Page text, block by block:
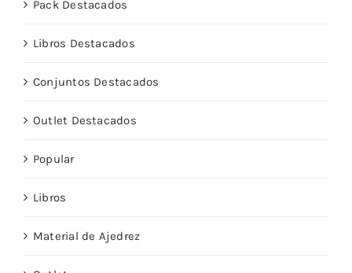
Pack Destacados
Libros Destacados
Conjuntos Destacados
Outlet Destacados
Popular
Libros
Material de Ajedrez